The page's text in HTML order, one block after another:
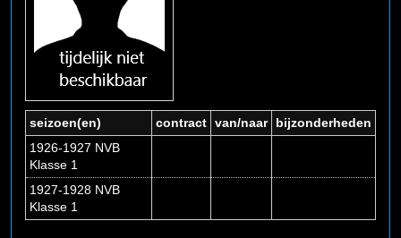
seizoen(en) contract van/naar
bijzonderheden
1926-1927 NVB
Klasse 1
1927-1928 NVB
Klasse 1